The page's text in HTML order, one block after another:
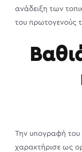
ανάδειξη των
του πρωτογενούς
Την υπογραφή
χαρακτήρισε ως